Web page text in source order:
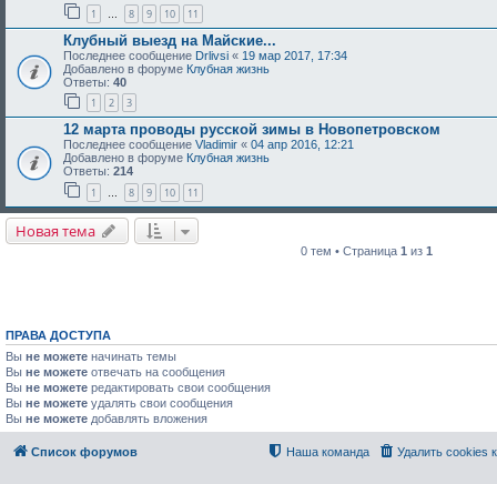
1 … 8 9 10 11
Клубный выезд на Майские...
Последнее сообщение Drlivsi « 19 мар 2017, 17:34
Добавлено в форуме Клубная жизнь
Ответы: 40
1 2 3
12 марта проводы русской зимы в Новопетровском
Последнее сообщение Vladimir « 04 апр 2016, 12:21
Добавлено в форуме Клубная жизнь
Ответы: 214
1 … 8 9 10 11
Новая тема
0 тем • Страница 1 из 1
ПРАВА ДОСТУПА
Вы не можете начинать темы
Вы не можете отвечать на сообщения
Вы не можете редактировать свои сообщения
Вы не можете удалять свои сообщения
Вы не можете добавлять вложения
Список форумов Удалить cookies
Наша команда